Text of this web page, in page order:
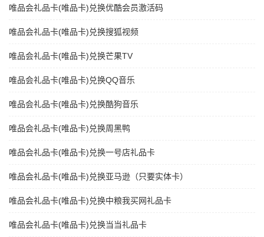
唯品会礼品卡(唯品卡)兑换优酷会员激活码
唯品会礼品卡(唯品卡)兑换搜狐视频
唯品会礼品卡(唯品卡)兑换芒果TV
唯品会礼品卡(唯品卡)兑换QQ音乐
唯品会礼品卡(唯品卡)兑换酷狗音乐
唯品会礼品卡(唯品卡)兑换周黑鸭
唯品会礼品卡(唯品卡)兑换一号店礼品卡
唯品会礼品卡(唯品卡)兑换亚马逊（只要实体卡）
唯品会礼品卡(唯品卡)兑换中粮我买网礼品卡
唯品会礼品卡(唯品卡)兑换当当礼品卡